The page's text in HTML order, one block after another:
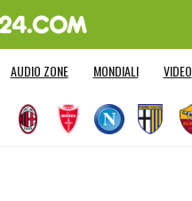
AUDIO ZONE MONDIALI VIDEO